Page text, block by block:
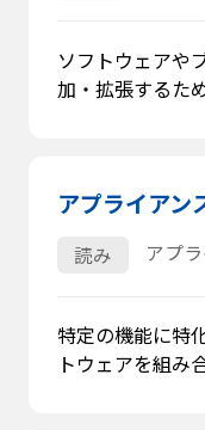
ソフトウェアや
加・拡張するた
アプライアン
読み アプ
特定の機能に特
トウェアを組み